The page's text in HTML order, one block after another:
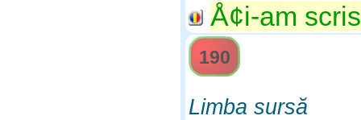
Å¢i-am
190
Limba sursă